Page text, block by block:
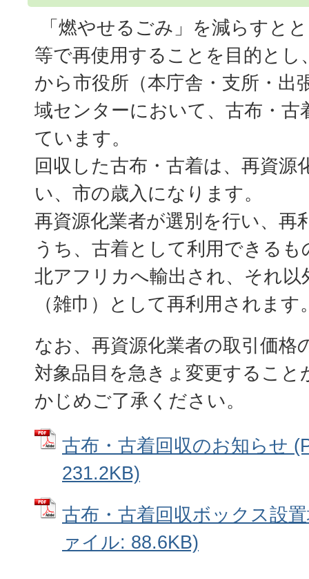
「燃やせるごみ」を減らすと
等で再使用することを目的とし
から市役所（本庁舎・支所・出
域センターにおいて、古布・古
ています。
回収した古布・古着は、再資源
い、市の歳入になります。
再資源化業者が選別を行い、再
うち、古着として利用できる
北アフリカへ輸出され、それ以
（雑巾）として再利用されます
なお、再資源化業者の取引価格
対象品目を急きょ変更すること
かじめご了承ください。
古布・古着回収のお知らせ
231.2KB)
古布・古着回収ボックス設
ァイル: 88.6KB)